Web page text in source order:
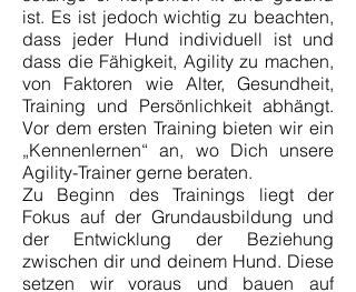
ist. Es ist jedoch wichtig zu beachten,
dass jeder Hund individuell ist und
dass die Fähigkeit, Agility zu machen,
von Faktoren wie Alter, Gesundheit,
Training und Persönlichkeit abhängt.
Vor dem ersten Training bieten wir ein
„Kennenlernen“ an, wo Dich unsere
Agility-Trainer gerne beraten.
Zu Beginn des Trainings liegt der
Fokus auf der Grundausbildung und
der Entwicklung der Beziehung
zwischen dir und deinem Hund. Diese
setzen wir voraus und bauen auf